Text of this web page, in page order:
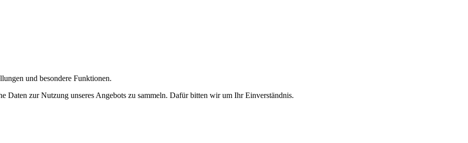
und besondere Funktionen.
Daten zur Nutzung unseres Angebots zu sammeln. Dafür bitten wir um Ihr Einverständnis.